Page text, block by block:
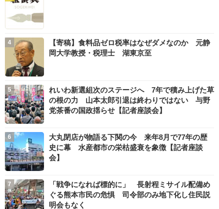
【寄稿】食料品ゼロ税率はなぜダメなのか 元静
岡大学教授・税理士 湖東京至
れいわ新選組次のステージへ 7年で積み上げた草
の根の力 山本太郎引退は終わりではない 与野
党茶番の国政揺らせ【記者座談会】
大丸閉店が物語る下関の今 来年8月で77年の歴
史に幕 水産都市の栄枯盛衰を象徴【記者座談
会】
「戦争になれば標的に」 長射程ミサイル配備め
ぐる熊本市民の危惧 司令部のみ地下化し住民説
明会もなく